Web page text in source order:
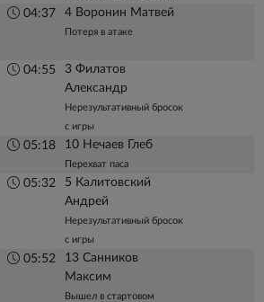
04:37 4 Воронин Матвей
Потеря в атаке
04:55
3 Филатов
Александр
Нерезультативный бросок
с игры
05:18 10 Нечаев Глеб
Перехват паса
05:32
5 Калитовский
Андрей
Нерезультативный бросок
с игры
05:52
13 Санников
Максим
Вышел в стартовом